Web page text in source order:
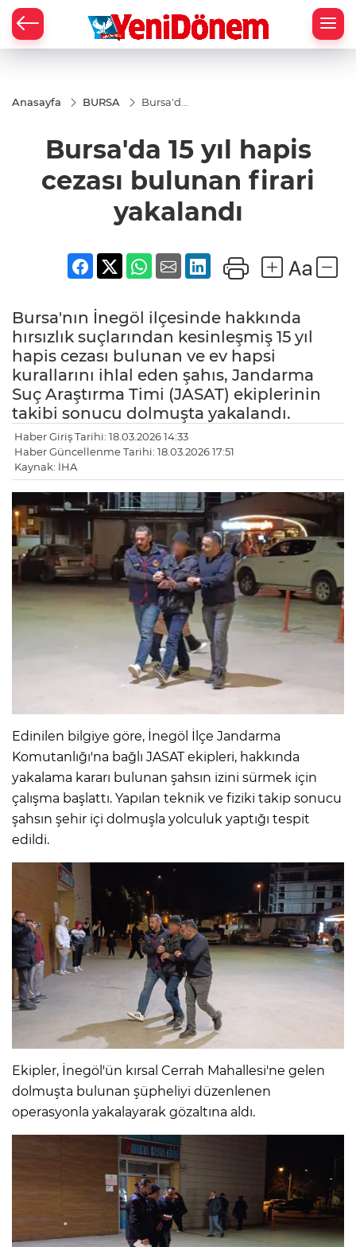
Anasayfa BURSA
Bursa'da
cezası
bulunan
yakalandı
Bursa'da 15 yıl hapis
cezası bulunan firari
yakalandı
Bursa'nın İnegöl ilçesinde hakkında
hırsızlık suçlarından kesinleşmiş 15 yıl
hapis cezası bulunan ve ev hapsi
kurallarını ihlal eden şahıs, Jandarma
Suç Araştırma Timi (JASAT) ekiplerinin
takibi sonucu dolmuşta yakalandı.
Haber Giriş Tarihi: 18.03.2026 14:33
Haber Güncellenme Tarihi: 18.03.2026 17:51
Kaynak: İHA
Edinilen bilgiye göre, İnegöl İlçe Jandarma
Komutanlığı'na bağlı JASAT ekipleri, hakkında
yakalama kararı bulunan şahsın izini sürmek için
çalışma başlattı. Yapılan teknik ve fiziki takip sonucu
şahsın şehir içi dolmuşla yolculuk yaptığı tespit
edildi.
Ekipler, İnegöl'ün kırsal Cerrah Mahallesi'ne gelen
dolmuşta bulunan şüpheliyi düzenlenen
operasyonla yakalayarak gözaltına aldı.